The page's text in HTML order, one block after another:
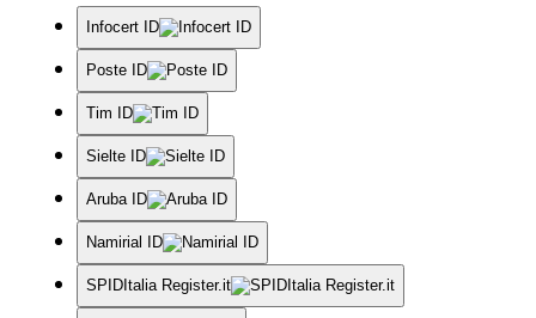
Infocert ID
Poste ID
Tim ID
Sielte ID
Aruba ID
Namirial ID
SPIDItalia Register.it